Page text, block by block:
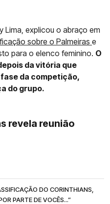
Lima, explicou o abraço em
sobre o Palmeiras e
para o elenco feminino. O
da vitória que
da competição,
do grupo.
revela reunião
DO CORINTHIANS,
PARTE DE VOCÊS...”